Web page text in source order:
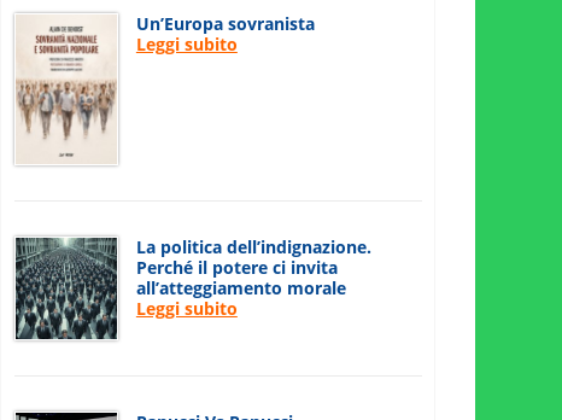
Un’Europa sovranista
Leggi subito
La politica dell’indignazione.
Perché il potere ci invita
all’atteggiamento morale
Leggi subito